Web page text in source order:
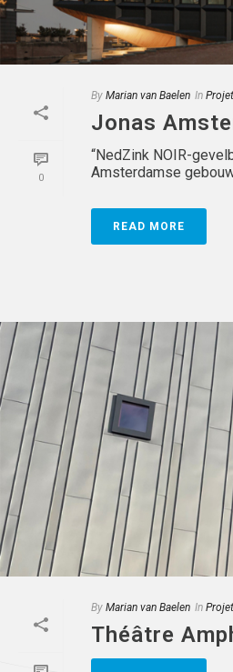
0
By Marian van Baelen In
Jonas
“NedZink NOIR-
Amsterdamse
READ MORE
By Marian van Baelen In
Théâtre